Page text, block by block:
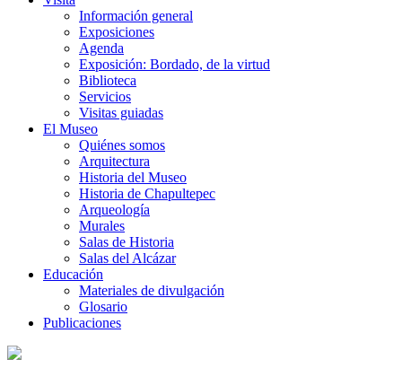
Información general
Exposiciones
Agenda
Exposición: Bordado, de la virtud
Biblioteca
Servicios
Visitas guiadas
El Museo
Quiénes somos
Arquitectura
Historia del Museo
Historia de Chapultepec
Arqueología
Murales
Salas de Historia
Salas del Alcázar
Educación
Materiales de divulgación
Glosario
Publicaciones